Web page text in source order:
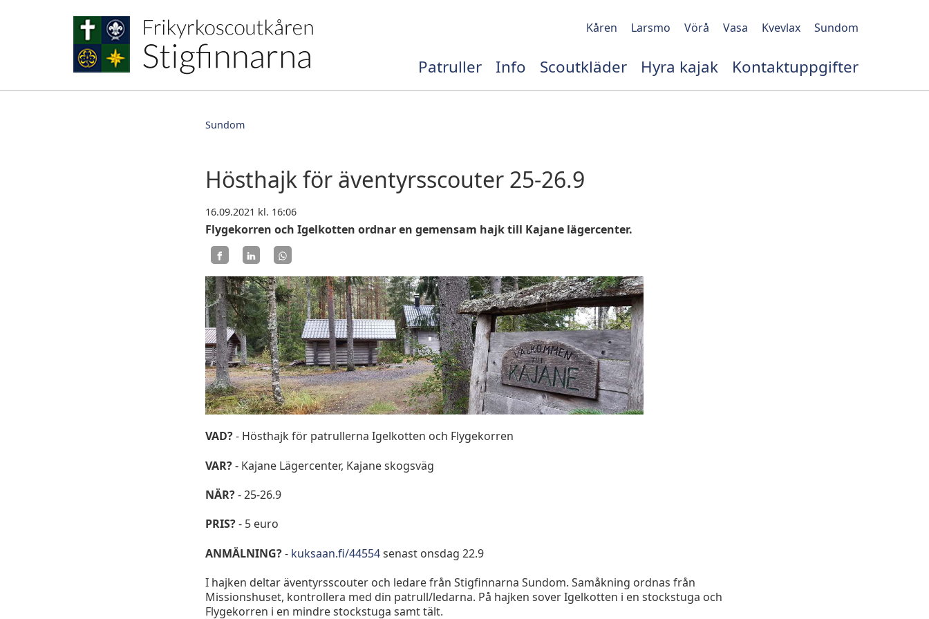
Kåren Larsmo Vörå Vasa Kvevlax Sundom
Patruller Info Scoutkläder Hyra kajak Kontaktuppgifter
Sundom
Hösthajk för äventyrsscouter 25-26.9
16.09.2021 kl. 16:06
Flygekorren och Igelkotten ordnar en gemensam hajk till Kajane lägercenter.
VAD?- Hösthajk för patrullerna Igelkotten och Flygekorren
VAR?- Kajane Lägercenter, Kajane skogsväg
NÄR?- 25-26.9
PRIS?- 5 euro
ANMÄLNING?- kuksaan.fi/44554senast onsdag 22.9
I hajken deltar äventyrsscouter och ledare från Stigfinnarna Sundom. Samåkning ordnas från
Missionshuset, kontrollera med din patrull/ledarna. På hajken sover Igelkotten i en stockstuga och
Flygekorren i en mindre stockstuga samt tält.